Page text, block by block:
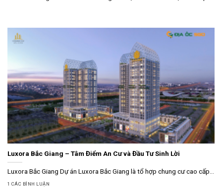
Luxora Bắc Giang – Tâm Điểm An Cư và Đầu Tư Sinh Lời
Luxora Bắc Giang Dự án Luxora Bắc Giang là tổ hợp chung cư cao cấp...
1 CÁC BÌNH LUẬN